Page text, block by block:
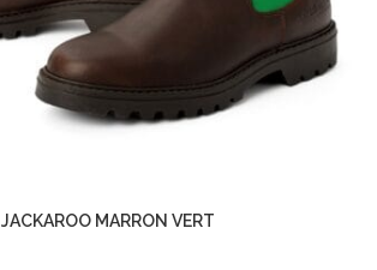
JACKAROO MARRON VERT